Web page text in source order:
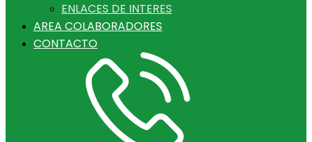
ENLACES DE INTERES
AREA COLABORADORES
CONTACTO